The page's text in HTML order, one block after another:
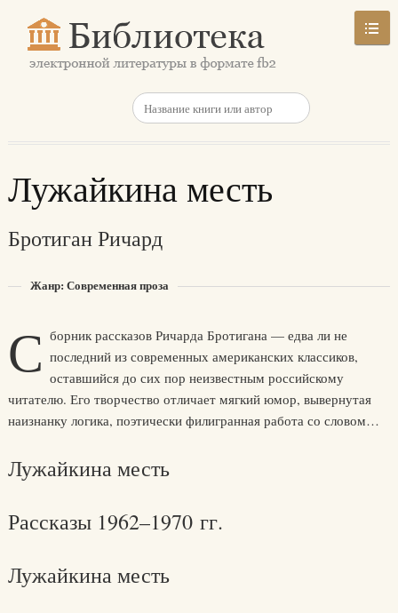
Лужайкина месть
Бротиган Ричард
Жанр: Современная проза
С борник рассказов Ричарда Бротигана — едва ли не
последний из современных американских классиков,
оставшийся до сих пор неизвестным российскому
читателю. Его творчество отличает мягкий юмор, вывернутая
наизнанку логика, поэтически филигранная работа со словом…
Лужайкина месть
Рассказы 1962–1970 гг.
Лужайкина месть